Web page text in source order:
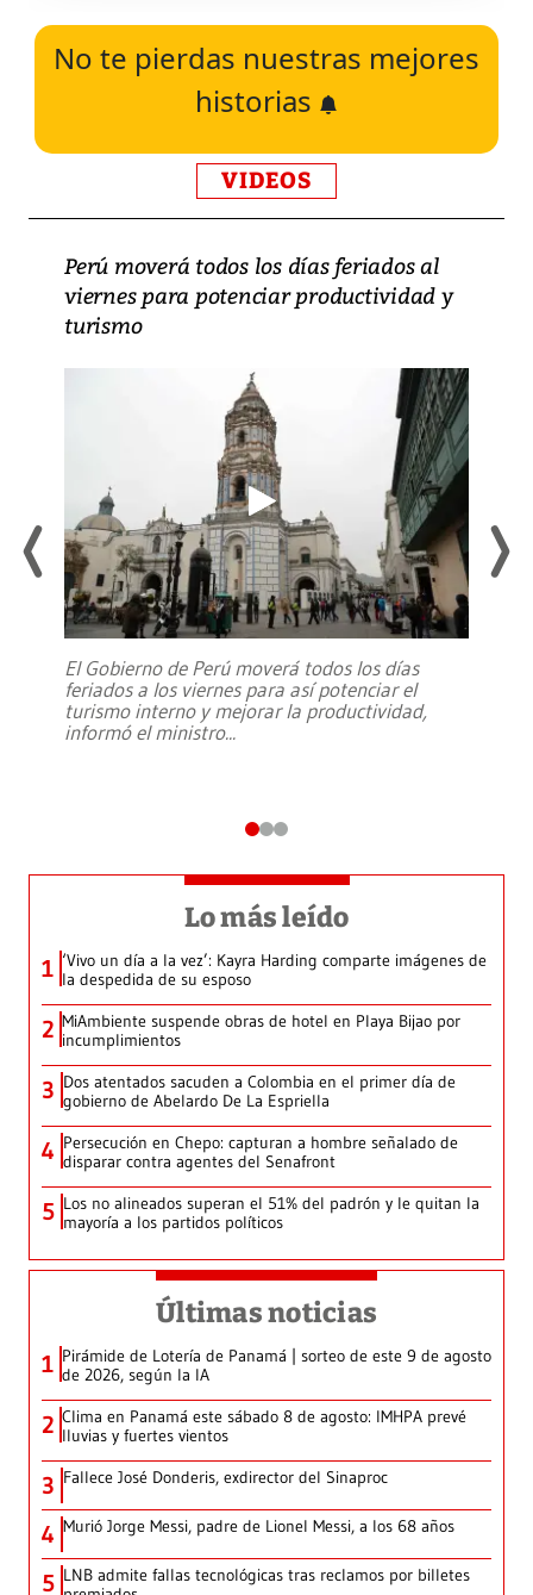
No te pierdas nuestras mejores
historias
VIDEOS
Perú moverá todos los días feriados al
viernes para potenciar productividad y
turismo
El Gobierno de Perú moverá todos los días
feriados a los viernes para así potenciar el
turismo interno y mejorar la productividad,
informó el ministro...
Lo más leído
1 ‘Vivo un día a la vez’: Kayra Harding comparte imágenes de
la despedida de su esposo
2 MiAmbiente suspende obras de hotel en Playa Bijao por
incumplimientos
3 Dos atentados sacuden a Colombia en el primer día de
gobierno de Abelardo De La Espriella
4 Persecución en Chepo: capturan a hombre señalado de
disparar contra agentes del Senafront
5 Los no alineados superan el 51% del padrón y le quitan la
mayoría a los partidos políticos
Últimas noticias
1 Pirámide de Lotería de Panamá | sorteo de este 9 de agosto
de 2026, según la IA
2 Clima en Panamá este sábado 8 de agosto: IMHPA prevé
lluvias y fuertes vientos
3 Fallece José Donderis, exdirector del Sinaproc
4 Murió Jorge Messi, padre de Lionel Messi, a los 68 años
5 LNB admite fallas tecnológicas tras reclamos por billetes